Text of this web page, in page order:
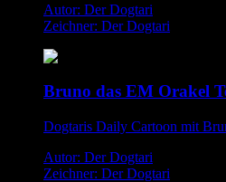
Autor: Der Dogtari
Zeichner: Der Dogtari
Bruno das EM Orakel
Dogtaris Daily Cartoon mit
Autor: Der Dogtari
Zeichner: Der Dogtari